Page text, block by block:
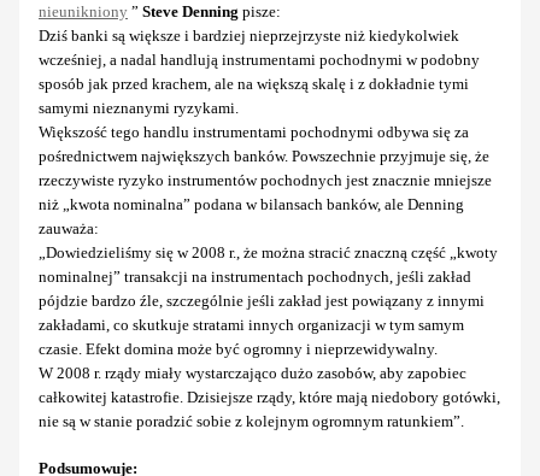
nieunikniony ” Steve Denning pisze:
Dziś banki są większe i bardziej nieprzejrzyste niż kiedykolwiek
wcześniej, a nadal handlują instrumentami pochodnymi w podobny
sposób jak przed krachem, ale na większą skalę i z dokładnie tymi
samymi nieznanymi ryzykami.
Większość tego handlu instrumentami pochodnymi odbywa się za
pośrednictwem największych banków. Powszechnie przyjmuje się, że
rzeczywiste ryzyko instrumentów pochodnych jest znacznie mniejsze
niż „kwota nominalna” podana w bilansach banków, ale Denning
zauważa:
„Dowiedzieliśmy się w 2008 r., że można stracić znaczną część „kwoty
nominalnej” transakcji na instrumentach pochodnych, jeśli zakład
pójdzie bardzo źle, szczególnie jeśli zakład jest powiązany z innymi
zakładami, co skutkuje stratami innych organizacji w tym samym
czasie. Efekt domina może być ogromny i nieprzewidywalny.
W 2008 r. rządy miały wystarczająco dużo zasobów, aby zapobiec
całkowitej katastrofie. Dzisiejsze rządy, które mają niedobory gotówki,
nie są w stanie poradzić sobie z kolejnym ogromnym ratunkiem”.
Podsumowuje: